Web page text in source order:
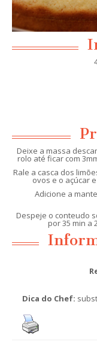
Deixe a massa
rolo até ficar com
Rale a casca dos
ovos e o açúcar
Adicione a
Despeje o conteudo
por 35 min a
Dica do Chef: